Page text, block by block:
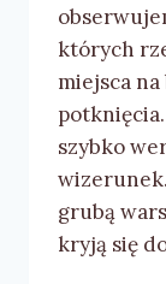
których
miejsca na
szybko
grubą
kryją się